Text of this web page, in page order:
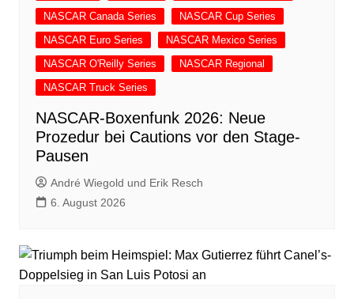
NASCAR Canada Series
NASCAR Cup Series
NASCAR Euro Series
NASCAR Mexico Series
NASCAR O'Reilly Series
NASCAR Regional
NASCAR Truck Series
NASCAR-Boxenfunk 2026: Neue
Prozedur bei Cautions vor den Stage-
Pausen
André Wiegold und Erik Resch
6. August 2026